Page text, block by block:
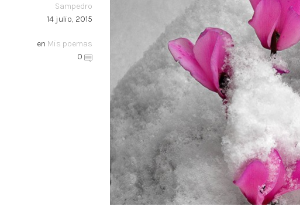
Sampedro
14 julio, 2015
en Mis poemas
0